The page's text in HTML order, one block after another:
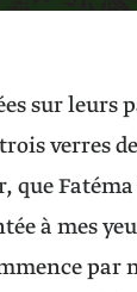
sur leurs
verres de
que
à mes